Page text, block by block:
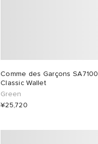
Comme des Garçons SA7100
Classic Wallet
Green
¥25,720